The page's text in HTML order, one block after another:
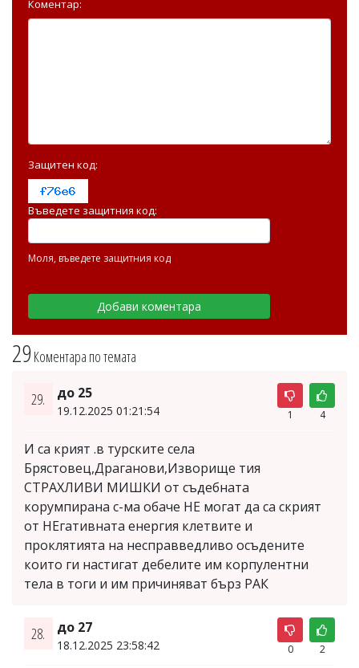
29Коментара по темата
29. до 25
19.12.2025 01:21:54 1 4
И са крият .в турските села
Брястовец,Драганови,Изворище тия
СТРАХЛИВИ МИШКИ от съдебната
корумпирана с-ма обаче НЕ могат да са скрият
от НЕгативната енергия клетвите и
проклятията на несправведливо осъдените
които ги настигат дебелите им корпулентни
тела в тоги и им причиняват бърз РАК
28. до 27
18.12.2025 23:58:42 0 2
Коментар:
Защитен код:
Въведете защитния код:
Моля, въведете защитния код